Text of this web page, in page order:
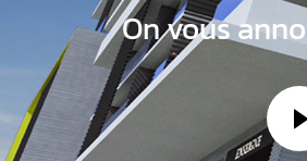
On vous